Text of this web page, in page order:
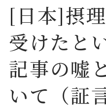
チョン・ミョン
日本における反
[日本]摂
受けたと
記事の嘘
いて（証